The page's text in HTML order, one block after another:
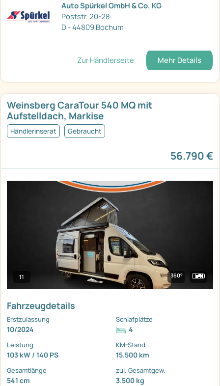
Auto Spürkel GmbH & Co. KG
Poststr. 20-28
D - 44809 Bochum
Zur Händlerseite Mehr Details
Weinsberg CaraTour 540 MQ mit
Aufstelldach, Markise
Händlerinserat Gebraucht
56.790 €
11 360°
Fahrzeugdetails
Erstzulassung
10/2024
Schlafplätze
4
Leistung
103 kW / 140 PS
KM-Stand
15.500 km
Gesamtlänge
541 cm
zul. Gesamtgew.
3.500 kg